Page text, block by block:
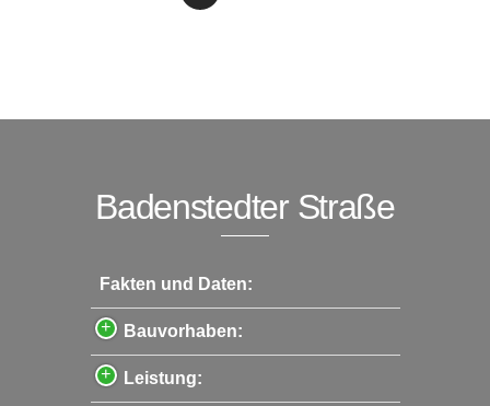
Badenstedter Straße
Fakten und Daten:
Bauvorhaben:
Leistung: